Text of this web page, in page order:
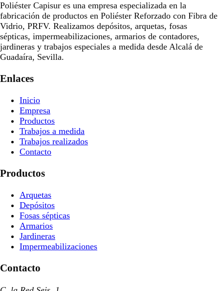
Poliéster Capisur es una empresa especializada en la
fabricación de productos en Poliéster Reforzado con Fibra de
Vidrio, PRFV. Realizamos depósitos, arquetas, fosas
sépticas, impermeabilizaciones, armarios de contadores,
jardineras y trabajos especiales a medida desde Alcalá de
Guadaíra, Sevilla.
Enlaces
Inicio
Empresa
Productos
Trabajos a medida
Trabajos realizados
Contacto
Productos
Arquetas
Depósitos
Fosas sépticas
Armarios
Jardineras
Impermeabilizaciones
Contacto